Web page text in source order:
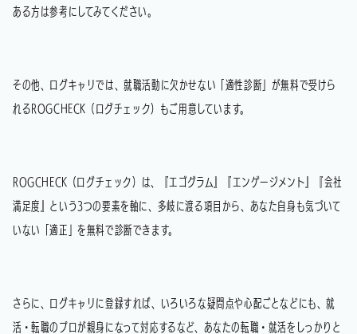
ある方は参考にしてみてください。
その他、ログキャリでは、就職活動に欠かせない「適性診断」が無料で受けら
れるROGCHECK（ログチェック）もご用意しています。
ROGCHECK（ログチェック）は、『エゴグラム』『エンゲージメント』『会社
満足度』という3つの要素を軸に、多岐に渡る項目から、あなた自身も気づいて
いない「適正」を無料で診断できます。
さらに、ログキャリに登録すれば、いろいろな疑問点や心配ごとなどにも、就
活・転職のプロが親身になって対応するなど、あなたの転職・就活をしっかりと